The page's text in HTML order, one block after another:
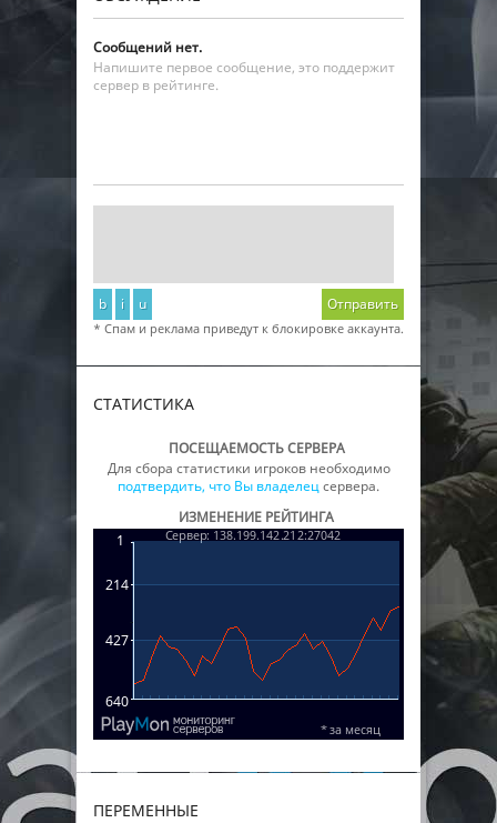
Сообщений нет.
Напишите первое сообщение, это поддержит
сервер в рейтинге.
b i u Отправить
* Спам и реклама приведут к блокировке аккаунта.
СТАТИСТИКА
ПОСЕЩАЕМОСТЬ СЕРВЕРА
Для сбора статистики игроков необходимо
подтвердить, что Вы владелецсервера.
ИЗМЕНЕНИЕ РЕЙТИНГА
ПЕРЕМЕННЫЕ